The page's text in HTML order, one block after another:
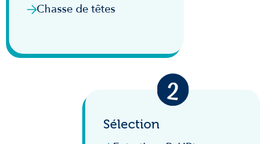
Chasse de têtes
Sélection